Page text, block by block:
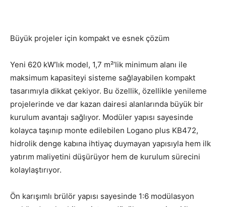
Büyük projeler için kompakt ve esnek çözüm
Yeni 620 kW’lık model, 1,7 m²’lik minimum alanı ile
maksimum kapasiteyi sisteme sağlayabilen kompakt
tasarımıyla dikkat çekiyor. Bu özellik, özellikle yenileme
projelerinde ve dar kazan dairesi alanlarında büyük bir
kurulum avantajı sağlıyor. Modüler yapısı sayesinde
kolayca taşınıp monte edilebilen Logano plus KB472,
hidrolik denge kabına ihtiyaç duymayan yapısıyla hem ilk
yatırım maliyetini düşürüyor hem de kurulum sürecini
kolaylaştırıyor.
Ön karışımlı brülör yapısı sayesinde 1:6 modülasyon